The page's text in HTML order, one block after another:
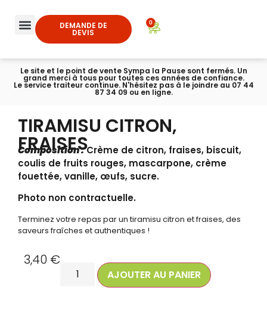
DEMANDE DE
DEVIS
0
Le site et le point de vente Sympa la Pause sont fermés. Un
grand merci à tous pour toutes ces années de confiance.
Le service traiteur continue. N'hésitez pas à le joindre au 07 44
87 34 09 ou en ligne.
TIRAMISU CITRON,
FRAISES
Composition :Crème de citron, fraises, biscuit,
coulis de fruits rouges, mascarpone, crème
fouettée, vanille, œufs, sucre.
Photo non contractuelle.
Terminez votre repas par un tiramisu citron et fraises, des
saveurs fraîches et authentiques !
3,40 €
AJOUTER AU PANIER